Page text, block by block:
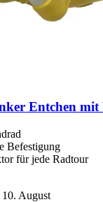
Entchen
Befestigung
für jede Radtour
August